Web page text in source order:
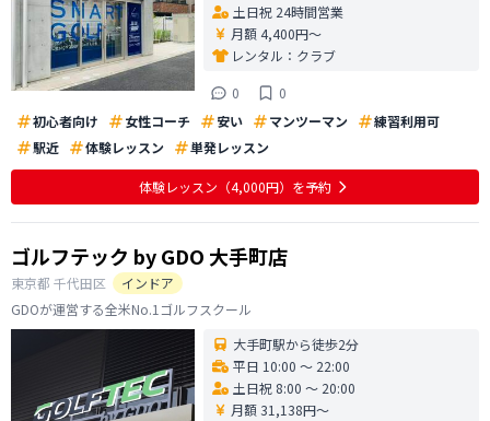
土日祝 24時間営業
月額 4,400円〜
レンタル： クラブ
0
0
初心者向け
女性コーチ 安い マンツーマン
練習利用可
駅近
体験レッスン 単発レッスン
体験レッスン （4,000円） を予約
ゴルフテック by GDO 大手町店
東京都 千代田区
インドア
GDOが運営する全米No.1ゴルフスクール
大手町駅から徒歩2分
平日 10:00 〜 22:00
土日祝 8:00 〜 20:00
月額 31,138円〜